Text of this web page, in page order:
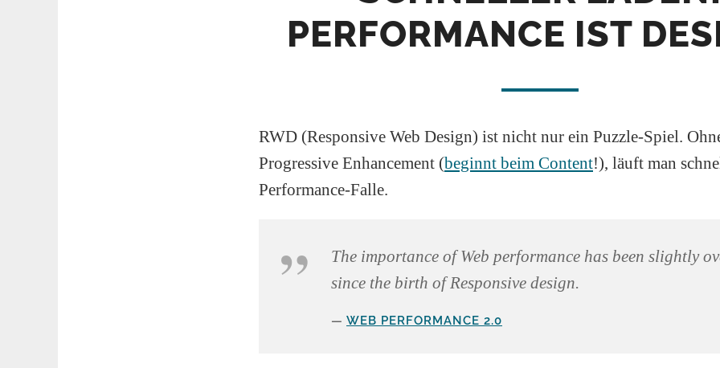
PERFORMANCE IST
RWD (Responsive Web Design) ist nicht nur ein Puzzle-Spiel.
Progressive Enhancement (beginnt beim Content!), läuft man
Performance-Falle.
The importance of Web performance has been slightly
since the birth of Responsive design.
WEB PERFORMANCE 2.0